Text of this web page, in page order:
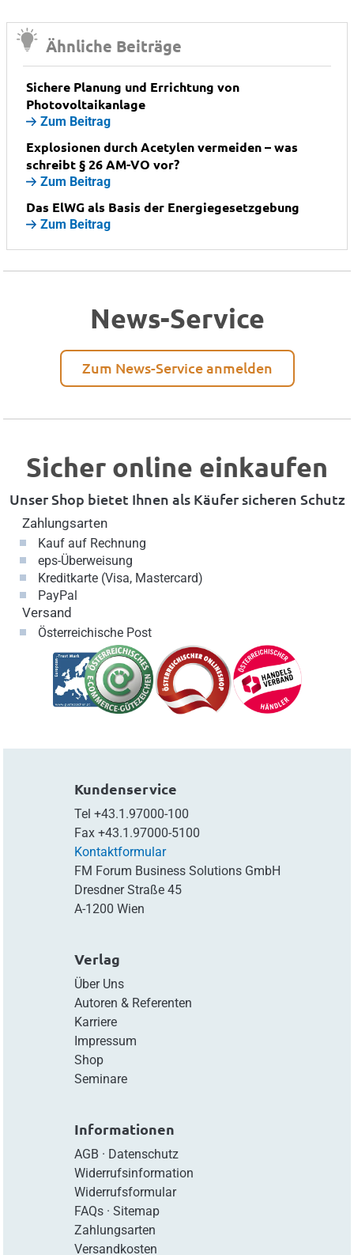
Ähnliche Beiträge
Sichere Planung und Errichtung von
Photovoltaikanlage
Zum Beitrag
Explosionen durch Acetylen vermeiden – was
schreibt § 26 AM-VO vor?
Zum Beitrag
Das ElWG als Basis der Energiegesetzgebung
Zum Beitrag
News-Service
Zum News-Service anmelden
Sicher online einkaufen
Unser Shop bietet Ihnen als Käufer sicheren Schutz
Zahlungsarten
Kauf auf Rechnung
eps-Überweisung
Kreditkarte (Visa, Mastercard)
PayPal
Versand
Österreichische Post
Kundenservice
Tel +43.1.97000-100
Fax +43.1.97000-5100
Kontaktformular
FM Forum Business Solutions GmbH
Dresdner Straße 45
A-1200 Wien
Verlag
Über Uns
Autoren & Referenten
Karriere
Impressum
Shop
Seminare
Informationen
AGB · Datenschutz
Widerrufsinformation
Widerrufsformular
FAQs· Sitemap
Zahlungsarten
Versandkosten